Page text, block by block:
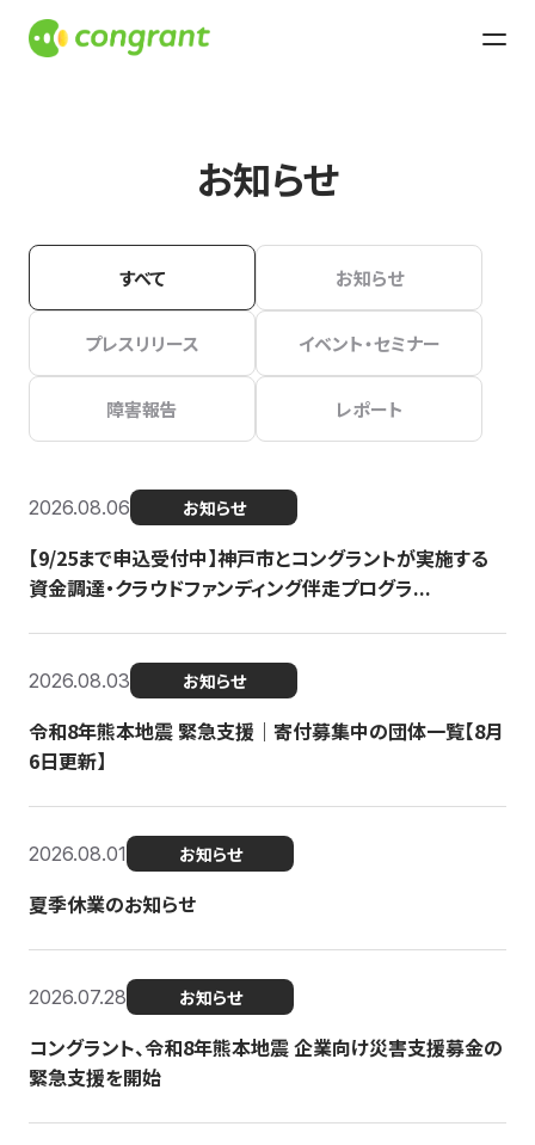
お知らせ
すべて お知らせ
プレスリリース イベント・セミナー
障害報告 レポート
2026.08.06 お知らせ
【9/25まで申込受付中】神戸市とコングラントが実施する
資金調達・クラウドファンディング伴走プログラ...
2026.08.03 お知らせ
令和8年熊本地震 緊急支援｜寄付募集中の団体一覧【8月
6日更新】
2026.08.01 お知らせ
夏季休業のお知らせ
2026.07.28 お知らせ
コングラント、令和8年熊本地震 企業向け災害支援募金の
緊急支援を開始